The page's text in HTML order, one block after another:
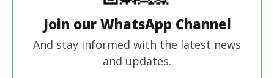
Join our WhatsApp Channel
And stay informed with the latest news
and updates.